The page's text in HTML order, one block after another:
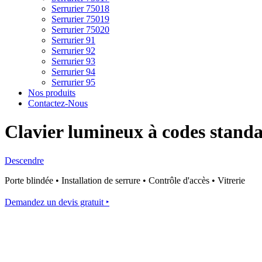
Serrurier 75018
Serrurier 75019
Serrurier 75020
Serrurier 91
Serrurier 92
Serrurier 93
Serrurier 94
Serrurier 95
Nos produits
Contactez-Nous
Clavier lumineux à codes
Descendre
Porte blindée • Installation de serrure • Contrôle d'accès • Vitrerie
Demandez un devis gratuit ‣